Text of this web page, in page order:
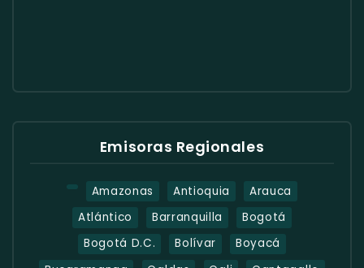
Emisoras Regionales
Amazonas Antioquia
Arauca
Atlántico
Barranquilla
Bogotá
Bogotá D.C.
Bolívar
Boyacá